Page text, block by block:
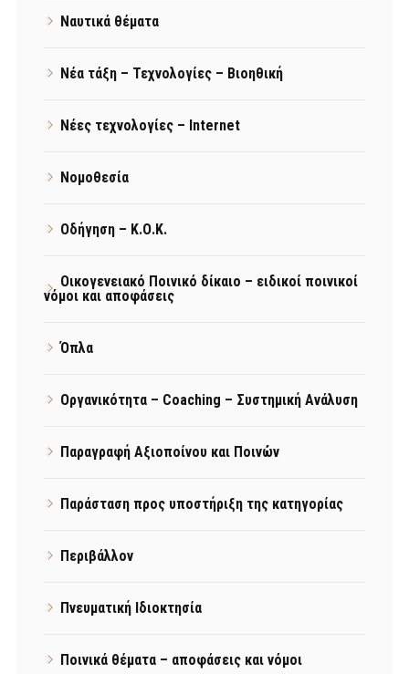
Ναυτικά θέματα
Νέα τάξη – Τεχνολογίες – Βιοηθική
Νέες τεχνολογίες – Internet
Νομοθεσία
Οδήγηση – Κ.Ο.Κ.
Οικογενειακό Ποινικό δίκαιο – ειδικοί ποινικοί
νόμοι και αποφάσεις
Όπλα
Οργανικότητα – Coaching – Συστημική Ανάλυση
Παραγραφή Αξιοποίνου και Ποινών
Παράσταση προς υποστήριξη της κατηγορίας
Περιβάλλον
Πνευματική Ιδιοκτησία
Ποινικά θέματα – αποφάσεις και νόμοι